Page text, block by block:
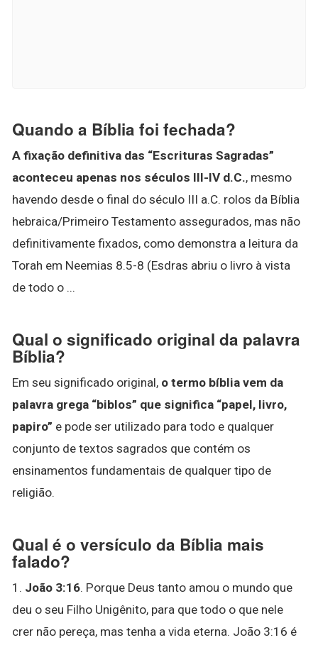
Quando a Bíblia foi fechada?
A fixação definitiva das “Escrituras Sagradas”
aconteceu apenas nos séculos III-IV d.C., mesmo
havendo desde o final do século III a.C. rolos da Bíblia
hebraica/Primeiro Testamento assegurados, mas não
definitivamente fixados, como demonstra a leitura da
Torah em Neemias 8.5-8 (Esdras abriu o livro à vista
de todo o ...
Qual o significado original da palavra
Bíblia?
Em seu significado original, o termo bíblia vem da
palavra grega “biblos” que significa “papel, livro,
papiro” e pode ser utilizado para todo e qualquer
conjunto de textos sagrados que contém os
ensinamentos fundamentais de qualquer tipo de
religião.
Qual é o versículo da Bíblia mais
falado?
1. João 3:16. Porque Deus tanto amou o mundo que
deu o seu Filho Unigênito, para que todo o que nele
crer não pereça, mas tenha a vida eterna. João 3:16 é